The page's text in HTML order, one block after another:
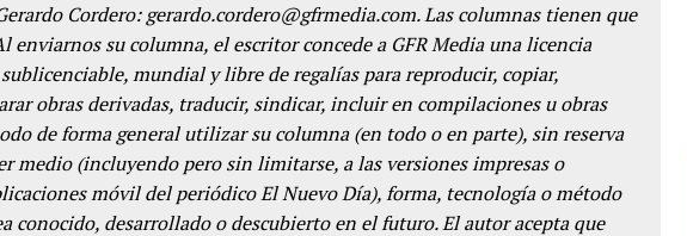
Cordero: gerardo.cordero@gfrmedia.com. Las columnas tienen que
enviarnos su columna, el escritor concede a GFR Media una licencia
mundial y libre de regalías para reproducir, copiar,
obras derivadas, traducir, sindicar, incluir en compilaciones u obras
de forma general utilizar su columna (en todo o en parte), sin reserva
medio (incluyendo pero sin limitarse, a las versiones impresas o
móvil del periódico El Nuevo Día), forma, tecnología o método
conocido, desarrollado o descubierto en el futuro. El autor acepta que